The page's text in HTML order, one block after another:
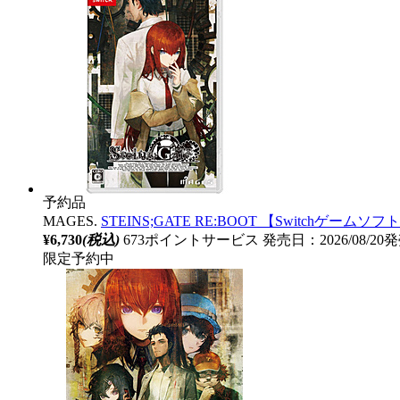
予約品
MAGES. STEINS;GATE RE:BOOT 【Switchゲームソフト
¥6,730(税込) 673ポイントサービス 発売日：2026/08/20
限定予約中